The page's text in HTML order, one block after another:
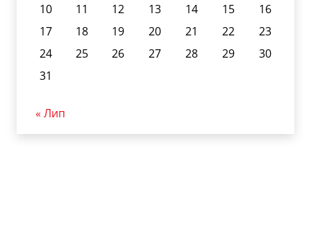
10
11 12 13 14 15
16
17
18 19 20 21 22
23
24
25 26 27 28 29
30
31
« Лип